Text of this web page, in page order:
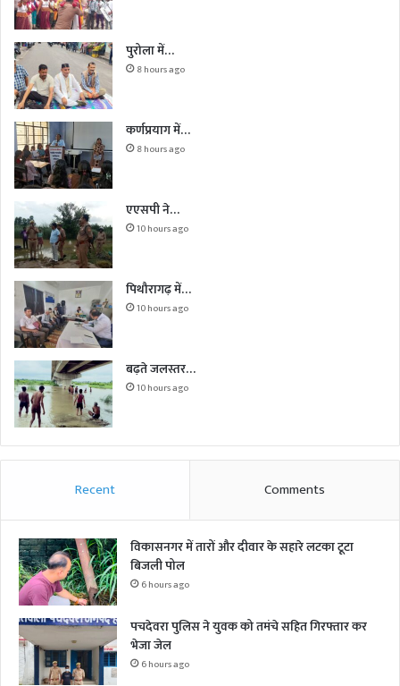
पुरोला में…
8 hours ago
कर्णप्रयाग में…
8 hours ago
एएसपी ने…
10 hours ago
पिथौरागढ़ में…
10 hours ago
बढ़ते जलस्तर…
10 hours ago
Recent Comments
विकासनगर में तारों और दीवार के सहारे लटका टूटा
बिजली पोल
6 hours ago
पचदेवरा पुलिस ने युवक को तमंचे सहित गिरफ्तार कर
भेजा जेल
6 hours ago